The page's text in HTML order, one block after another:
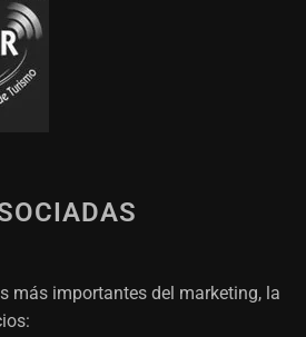
más importantes del marketing, la